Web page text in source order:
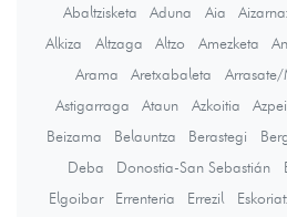
Abaltzisketa Aduna Aia
Alkiza
Altzaga Altzo Amezketa
Arama
Aretxabaleta
Astigarraga
Ataun Azkoitia
Beizama
Belauntza Berastegi
Deba
Donostia-San Sebastián
Elgoibar
Errenteria Errezil